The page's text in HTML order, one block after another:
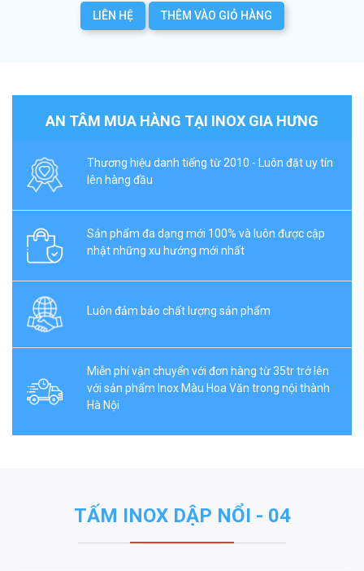
LIÊN HỆ THÊM VÀO GIỎ HÀNG
AN TÂM MUA HÀNG TẠI INOX GIA HƯNG
Thương hiệu danh tiếng từ 2010 - Luôn đặt uy tín
lên hàng đầu
Sản phẩm đa dạng mới 100% và luôn được cập
nhật những xu hướng mới nhất
Luôn đảm bảo chất lượng sản phẩm
Miễn phí vận chuyển với đơn hàng từ 35tr trở lên
với sản phẩm Inox Màu Hoa Văn trong nội thành
Hà Nội
TẤM INOX DẬP NỔI - 04